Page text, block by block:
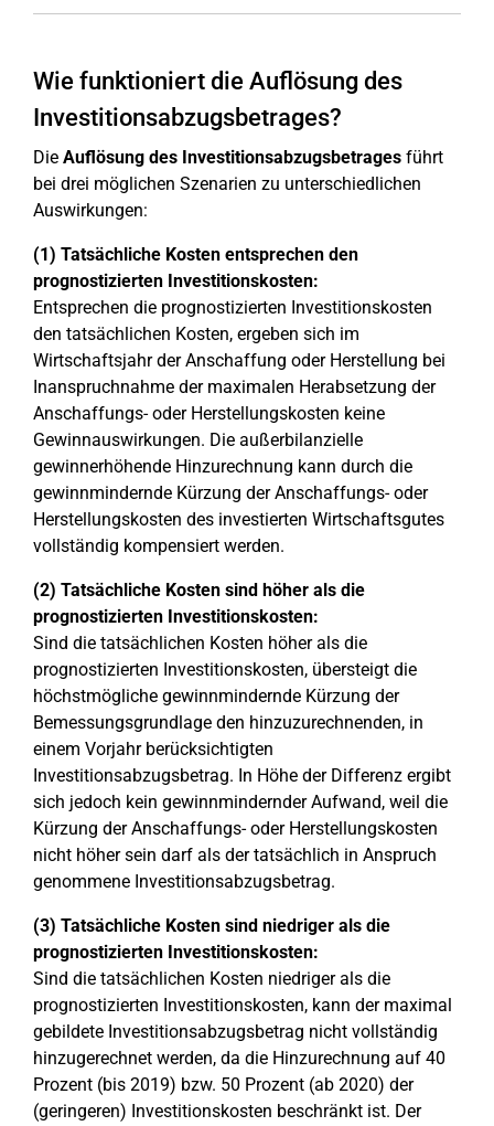
Wie funktioniert die Auflösung des
Investitionsabzugsbetrages?
Die Auflösung des Investitionsabzugsbetrages führt
bei drei möglichen Szenarien zu unterschiedlichen
Auswirkungen:
(1) Tatsächliche Kosten entsprechen den
prognostizierten Investitionskosten:
Entsprechen die prognostizierten Investitionskosten
den tatsächlichen Kosten, ergeben sich im
Wirtschaftsjahr der Anschaffung oder Herstellung bei
Inanspruchnahme der maximalen Herabsetzung der
Anschaffungs- oder Herstellungskosten keine
Gewinnauswirkungen. Die außerbilanzielle
gewinnerhöhende Hinzurechnung kann durch die
gewinnmindernde Kürzung der Anschaffungs- oder
Herstellungskosten des investierten Wirtschaftsgutes
vollständig kompensiert werden.
(2) Tatsächliche Kosten sind höher als die
prognostizierten Investitionskosten:
Sind die tatsächlichen Kosten höher als die
prognostizierten Investitionskosten, übersteigt die
höchstmögliche gewinnmindernde Kürzung der
Bemessungsgrundlage den hinzuzurechnenden, in
einem Vorjahr berücksichtigten
Investitionsabzugsbetrag. In Höhe der Differenz ergibt
sich jedoch kein gewinnmindernder Aufwand, weil die
Kürzung der Anschaffungs- oder Herstellungskosten
nicht höher sein darf als der tatsächlich in Anspruch
genommene Investitionsabzugsbetrag.
(3) Tatsächliche Kosten sind niedriger als die
prognostizierten Investitionskosten:
Sind die tatsächlichen Kosten niedriger als die
prognostizierten Investitionskosten, kann der maximal
gebildete Investitionsabzugsbetrag nicht vollständig
hinzugerechnet werden, da die Hinzurechnung auf 40
Prozent (bis 2019) bzw. 50 Prozent (ab 2020) der
(geringeren) Investitionskosten beschränkt ist. Der